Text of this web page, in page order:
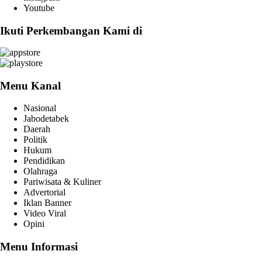
Youtube
Ikuti Perkembangan Kami di
Menu Kanal
Nasional
Jabodetabek
Daerah
Politik
Hukum
Pendidikan
Olahraga
Pariwisata & Kuliner
Advertorial
Iklan Banner
Video Viral
Opini
Menu Informasi